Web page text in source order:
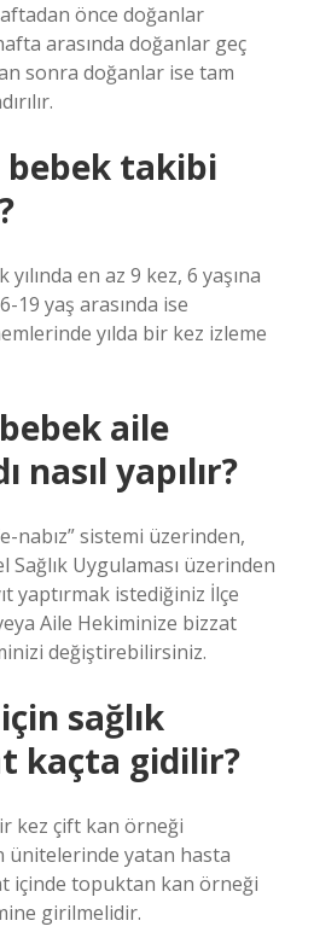
önce doğanlar
arasında doğanlar geç
sonra doğanlar ise tam
bebek takibi
en az 9 kez, 6 yaşına
19 yaş arasında ise
yılda bir kez izleme
aile
nasıl yapılır?
nabız” sistemi üzerinden,
Sağlık Uygulaması üzerinden
yaptırmak istediğiniz İlçe
Aile Hekiminize bizzat
değiştirebilirsiniz.
sağlık
kaçta gidilir?
kez çift kan örneği
ünitelerinde yatan hasta
içinde topuktan kan örneği
girilmelidir.